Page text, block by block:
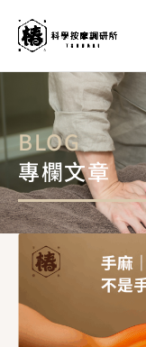
BLOG
專欄文章